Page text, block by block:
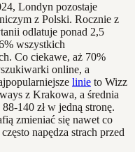
Londyn pozostaje
z Polski. Rocznie z
odlatuje ponad 2,5
wszystkich
Co ciekawe, aż 70%
online, a
linie to Wizz
z Krakowa, a średnia
140 zł w jedną stronę.
zmieniać się nawet co
napędza strach przed